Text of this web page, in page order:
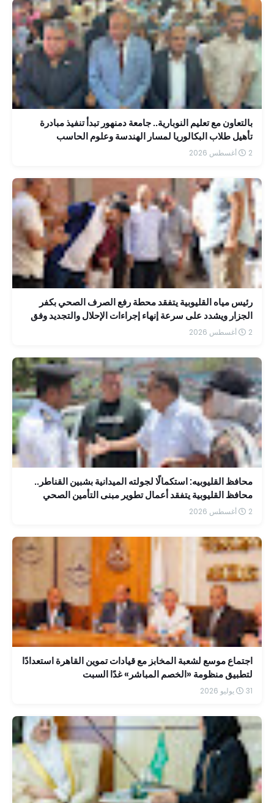
بالتعاون مع تعليم النوبارية.. جامعة دمنهور تبدأ تنفيذ مبادرة
تأهيل طلاب البكالوريا لمسار الهندسة وعلوم الحاسب
2 أغسطس 2026
رئيس مياه القليوبية يتفقد محطة رفع الصرف الصحي بكفر
الجزار ويشدد على سرعة إنهاء إجراءات الإحلال والتجديد وفق
جدول زمني محدد
2 أغسطس 2026
محافظ القليوبيه: استكمالًا لجولته الميدانية بشبين القناطر..
محافظ القليوبية يتفقد أعمال تطوير مبنى التأمين الصحي
بمستشفى الشاملة
2 أغسطس 2026
اجتماع موسع لشعبة المخابز مع قيادات تموين القاهرة استعدادًا
لتطبيق منظومة «الخصم المباشر» غدًا السبت
31 يوليو 2026